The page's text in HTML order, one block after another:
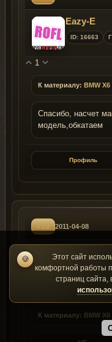
Eazy-Е
ID: 16663
1
К материалу: BMW
Спасибо, насчет
модель,обкатаем
Профиль
#30 2011-04-08
M
Monster22
ID: 11654
К материалу: BMW
🍪
Этот сайт
комфортной работы
страниц сайта,